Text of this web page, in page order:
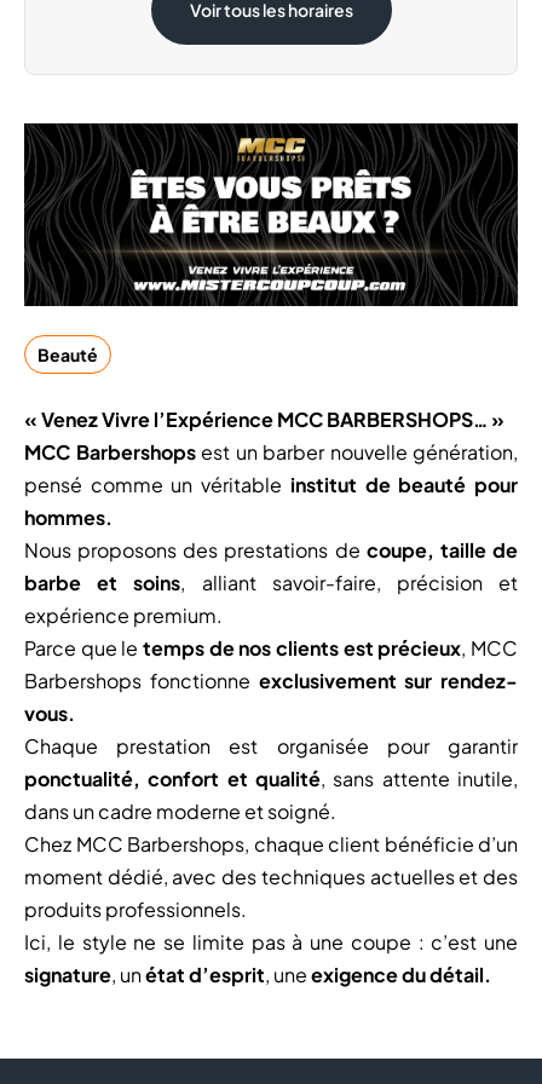
Dimanche 1 Novembre
Voir tous les horaires
Beauté
« Venez Vivre l’Expérience MCC BARBERSHOPS… »
MCC Barbershopsest un barber nouvelle génération,
pensé comme un véritable institut de beauté pour
hommes.
Nous proposons des prestations de coupe, taille de
barbe et soins, alliant savoir-faire, précision et
expérience premium.
Parce que le temps de nos clients est précieux, MCC
Barbershops fonctionne exclusivement sur rendez-
vous.
Chaque prestation est organisée pour garantir
ponctualité, confort et qualité, sans attente inutile,
dans un cadre moderne et soigné.
Chez MCC Barbershops, chaque client bénéficie d’un
moment dédié, avec des techniques actuelles et des
produits professionnels.
Ici, le style ne se limite pas à une coupe : c’est une
signature, unétat d’esprit, uneexigence du détail.